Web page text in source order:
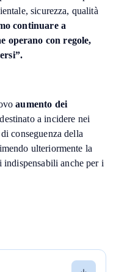
sicurezza, qualità
continuare a
operano con regole,
aumento dei
a incidere nei
di conseguenza della
ulteriormente la
anche per i